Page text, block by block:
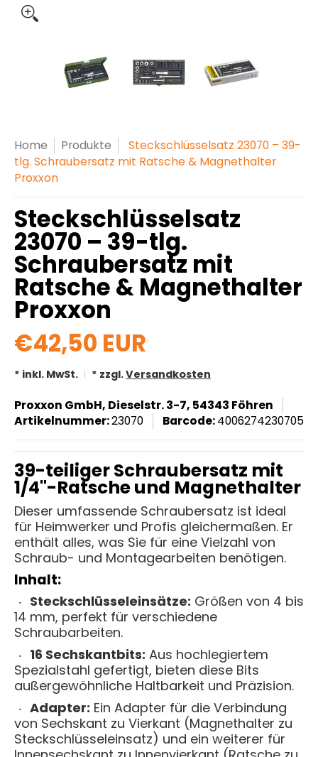
Home Produkte
Steckschlüsselsatz 23070 – 39-
tlg. Schraubersatz mit Ratsche & Magnethalter
Proxxon
Steckschlüsselsatz
23070 – 39-tlg.
Schraubersatz mit
Ratsche & Magnethalter
Proxxon
€42,50 EUR
* inkl. MwSt. * zzgl.Versandkosten
Proxxon GmbH, Dieselstr. 3-7, 54343 Föhren
Artikelnummer:23070 Barcode:4006274230705
39-teiliger Schraubersatz mit
1/4"-Ratsche und Magnethalter
Dieser umfassende Schraubersatz ist ideal
für Heimwerker und Profis gleichermaßen. Er
enthält alles, was Sie für eine Vielzahl von
Schraub- und Montagearbeiten benötigen.
Inhalt:
Steckschlüsseleinsätze: Größen von 4 bis
14 mm, perfekt für verschiedene
Schraubarbeiten.
16 Sechskantbits: Aus hochlegiertem
Spezialstahl gefertigt, bieten diese Bits
außergewöhnliche Haltbarkeit und Präzision.
Adapter: Ein Adapter für die Verbindung
von Sechskant zu Vierkant (Magnethalter zu
Steckschlüsseleinsatz) und ein weiterer für